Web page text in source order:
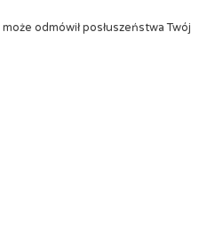
odmówił posłuszeństwa Twój